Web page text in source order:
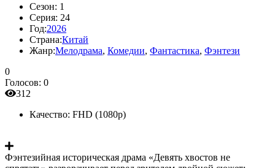
Сезон: 1
Серия: 24
Год:2026
Страна:Китай
Жанр:Мелодрама, Комедии, Фантастика, Фэнтези
0
Голосов: 0
312
Качество: FHD (1080p)
Фэнтезийная историческая драма «Девять хвостов не